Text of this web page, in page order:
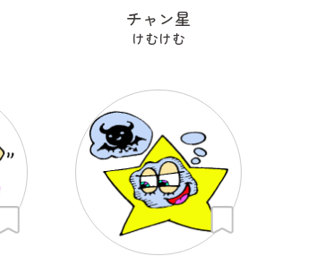
チャン星
けむけむ